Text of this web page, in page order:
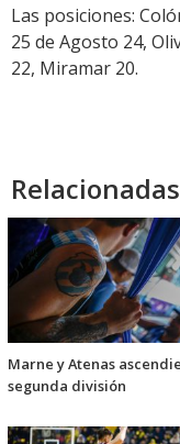
Las posiciones:
25 de Agosto 24,
22, Miramar 20.
Relacionadas
Marne y Atenas
segunda división